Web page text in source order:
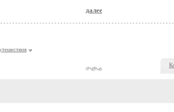
далее